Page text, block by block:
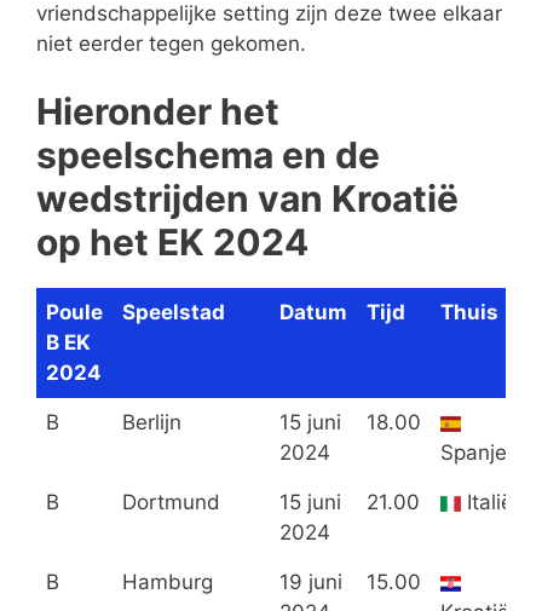
vriendschappelijke setting zijn deze twee elkaar
niet eerder tegen gekomen.
Hieronder het
speelschema en de
wedstrijden van Kroatië
op het EK 2024
Poule
B EK
2024
Speelstad Datum Tijd Thuis
B Berlijn
15 juni
2024
18.00
Spanje
B Dortmund
15 juni
2024
21.00
Italië
B Hamburg
19 juni
15.00